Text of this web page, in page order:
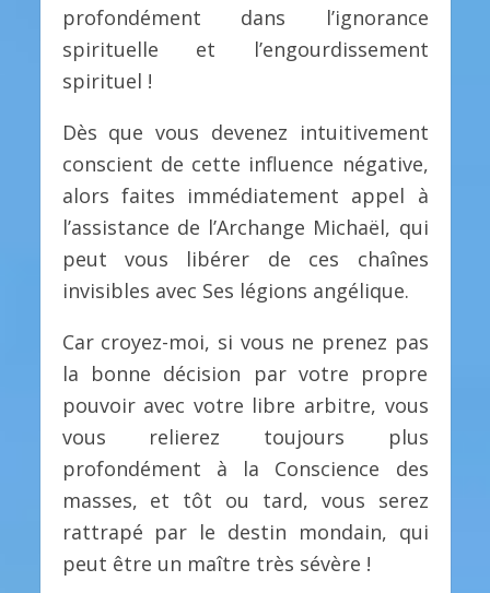
profondément dans l’ignorance
spirituelle et l’engourdissement
spirituel !
Dès que vous devenez intuitivement
conscient de cette influence négative,
alors faites immédiatement appel à
l’assistance de l’Archange Michaël, qui
peut vous libérer de ces chaînes
invisibles avec Ses légions angélique.
Car croyez-moi, si vous ne prenez pas
la bonne décision par votre propre
pouvoir avec votre libre arbitre, vous
vous relierez toujours plus
profondément à la Conscience des
masses, et tôt ou tard, vous serez
rattrapé par le destin mondain, qui
peut être un maître très sévère !